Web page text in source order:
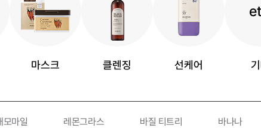
마스크 클렌징 선케어
모마일 레몬그라스 바질 티트리 바나나